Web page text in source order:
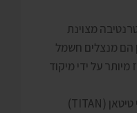
מצוינת
הם מנצלים חשמל
על ידי מיקוד
להתאמה מלאה לכל חלל, דגמי טיטאן (TITAN)